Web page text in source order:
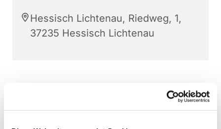
Hessisch Lichtenau, Riedweg, 1,
37235 Hessisch Lichtenau
Eheleute Drevjany, Daniela Thomankova,